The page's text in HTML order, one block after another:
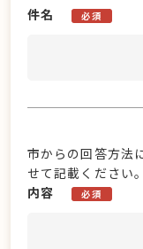
件名 必須
市からの回答方法
せて記載ください
内容
必須